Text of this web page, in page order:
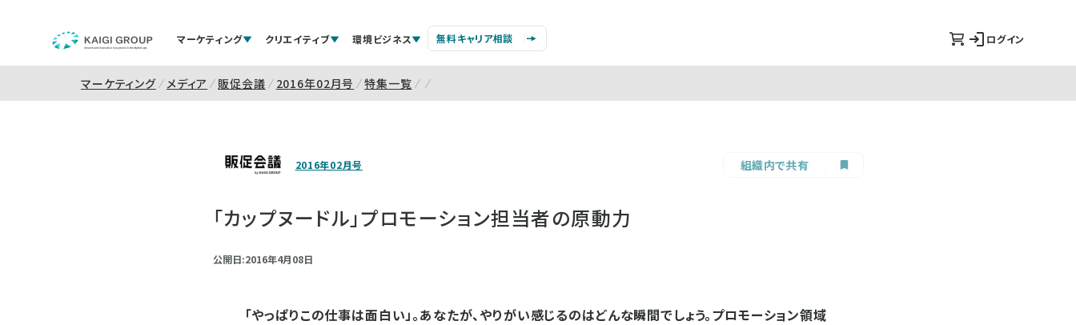
マーケティング クリエイティブ 環境ビジネス 無料キャリア相談 ログイン
マーケティング メディア 販促会議 2016年02月号 特集一覧
2016年02月号 組織内で共有
「カップヌードル」プロモーション担当者の原動力
公開日:2016年4月08日
「やっぱりこの仕事は面白い」。あなたが、やりがい感じるのはどんな瞬間でしょう。プロモーション領域